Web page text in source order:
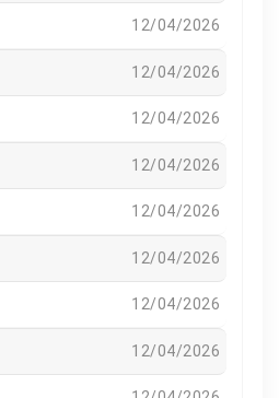
12/04/2026
12/04/2026
12/04/2026
12/04/2026
12/04/2026
12/04/2026
12/04/2026
12/04/2026